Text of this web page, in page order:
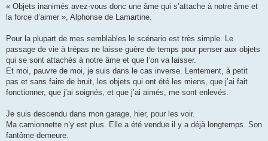
« Objets inanimés avez-vous donc une âme qui s’attache à notre âme et
la force d’aimer », Alphonse de Lamartine.
Pour la plupart de mes semblables le scénario est très simple. Le
passage de vie à trépas ne laisse guère de temps pour penser aux objets
qui se sont attachés à notre âme et que l’on va laisser.
Et moi, pauvre de moi, je suis dans le cas inverse. Lentement, à petit
pas et sans faire de bruit, les objets qui ont été les miens, que j’ai fait
fonctionner, que j’ai soignés, et que j’ai aimés, me sont enlevés.
Je suis descendu dans mon garage, hier, pour les voir.
Ma camionnette n’y est plus. Elle a été vendue il y a déjà longtemps. Son
fantôme demeure.